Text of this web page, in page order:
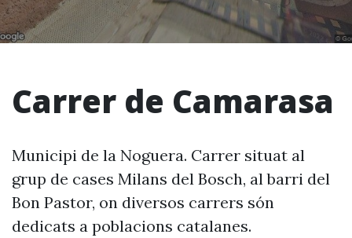
Carrer de Camarasa
Municipi de la Noguera. Carrer situat al
grup de cases Milans del Bosch, al barri del
Bon Pastor, on diversos carrers són
dedicats a poblacions catalanes.